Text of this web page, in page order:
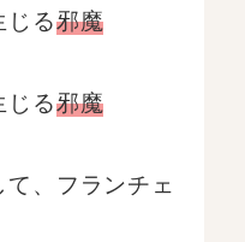
る邪魔
る邪魔
、フランチェ